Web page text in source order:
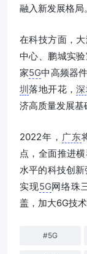
融入新发展格局。
在科技方面，
中心、鹏城实
家5G中高频器
圳落地开花，
济高质量发展基
2022年， 广东
点，全面推进
水平的科技创新
实现5G网络珠
盖，加大6G技
#5G